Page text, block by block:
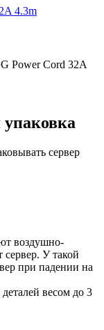
4.3m
Power Cord 32A
сервер
воздушно-
У такой
при падении на
весом до 3